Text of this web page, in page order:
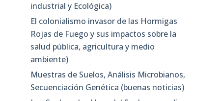
industrial y Ecológica)
El colonialismo invasor de las Hormigas
Rojas de Fuego y sus impactos sobre la
salud pública, agricultura y medio
ambiente)
Muestras de Suelos, Análisis Microbianos,
Secuenciación Genética (buenas noticias)